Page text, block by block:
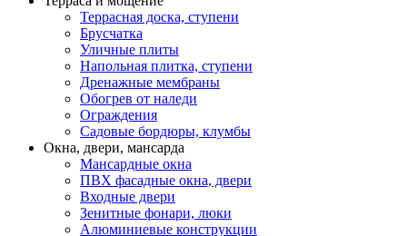
Террасная доска, ступени
Брусчатка
Уличные плиты
Напольная плитка, ступени
Дренажные мембраны
Обогрев от наледи
Ограждения
Садовые бордюры, клумбы
Окна, двери, мансарда
Мансардные окна
ПВХ фасадные окна, двери
Входные двери
Зенитные фонари, люки
Алюминиевые конструкции